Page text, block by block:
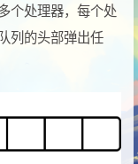
个处理器，每个处
列的头部弹出任